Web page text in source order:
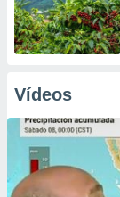
Vídeos